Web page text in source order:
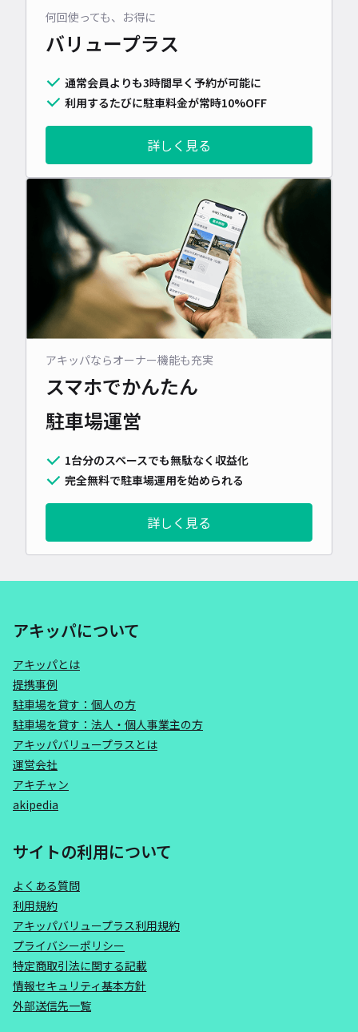
何回使っても、お得に
バリュープラス
通常会員よりも3時間早く予約が可能に
利用するたびに駐車料金が常時10%OFF
詳しく見る
アキッパならオーナー機能も充実
スマホでかんたん
駐車場運営
1台分のスペースでも無駄なく収益化
完全無料で駐車場運用を始められる
詳しく見る
アキッパについて
アキッパとは
提携事例
駐車場を貸す：個人の方
駐車場を貸す：法人・個人事業主の方
アキッパバリュープラスとは
運営会社
アキチャン
akipedia
サイトの利用について
よくある質問
利用規約
アキッパバリュープラス利用規約
プライバシーポリシー
特定商取引法に関する記載
情報セキュリティ基本方針
外部送信先一覧